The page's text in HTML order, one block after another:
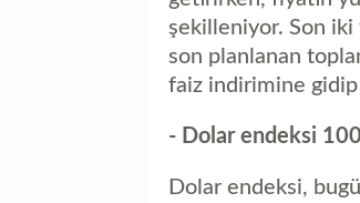
şekilleniyor. Son iki
son planlanan
faiz indirimine
- Dolar endeksi
Dolar endeksi,